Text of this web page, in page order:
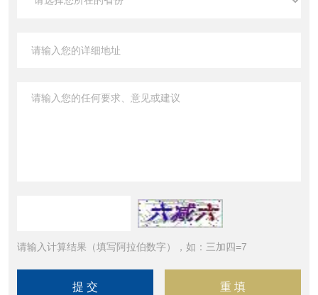
请输入计算结果（填写阿拉伯数字），如：三加四=7